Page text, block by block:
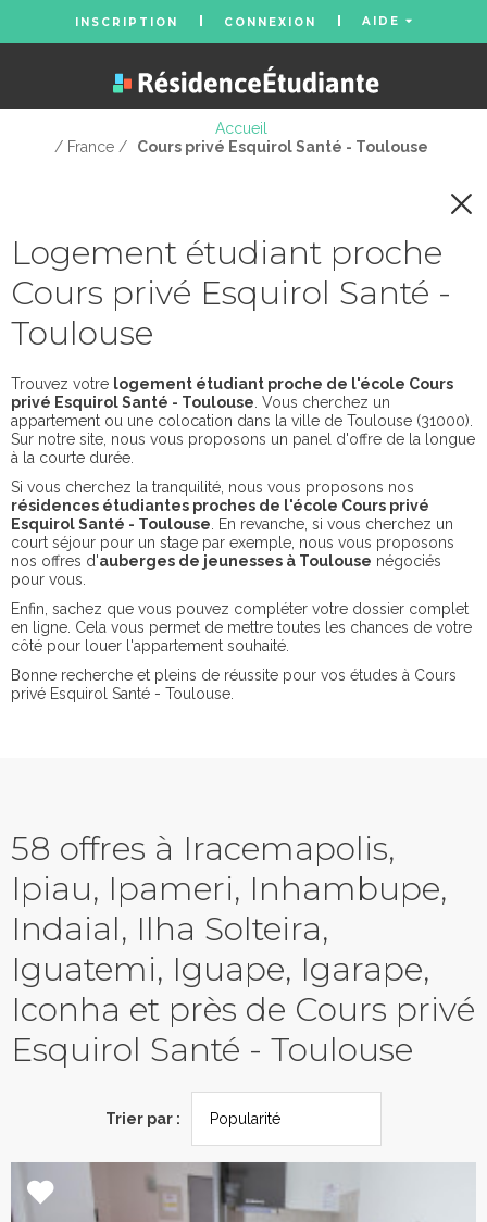
INSCRIPTION CONNEXION AIDE
Accueil
/ France /
Cours privé Esquirol Santé - Toulouse
Logement étudiant proche
Cours privé Esquirol Santé -
Toulouse
Trouvez votre logement étudiant proche de l'école Cours
privé Esquirol Santé - Toulouse . Vous cherchez un
appartement ou une colocation dans la ville de Toulouse (31000).
Sur notre site, nous vous proposons un panel d'offre de la longue
à la courte durée.
Si vous cherchez la tranquilité, nous vous proposons nos
résidences étudiantes proches de l'école Cours privé
Esquirol Santé - Toulouse . En revanche, si vous cherchez un
court séjour pour un stage par exemple, nous vous proposons
nos offres d'auberges de jeunesses à Toulouse négociés
pour vous.
Enfin, sachez que vous pouvez compléter votre dossier complet
en ligne. Cela vous permet de mettre toutes les chances de votre
côté pour louer l'appartement souhaité.
Bonne recherche et pleins de réussite pour vos études à Cours
privé Esquirol Santé - Toulouse.
58 offres à Iracemapolis,
Ipiau, Ipameri, Inhambupe,
Indaial, Ilha Solteira,
Iguatemi, Iguape, Igarape,
Iconha et près de Cours privé
Esquirol Santé - Toulouse
Trier par :